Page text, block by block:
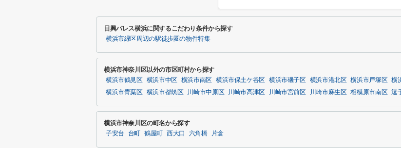
日興パレス横浜に関するこだわり条件から探す
横浜市緑区周辺の駅徒歩圏の物件特集
横浜市神奈川区以外の市区町村から探す
横浜市鶴見区 横浜市中区 横浜市南区 横浜市保土ケ谷区 横浜市磯子区 横浜市港北区 横浜市戸塚区 横
横浜市青葉区
横浜市都筑区 川崎市中原区 川崎市高津区 川崎市宮前区 川崎市麻生区 相模原市南区 逗
横浜市神奈川区の町名から探す
子安台 台町 鶴屋町 西大口 六角橋 片倉